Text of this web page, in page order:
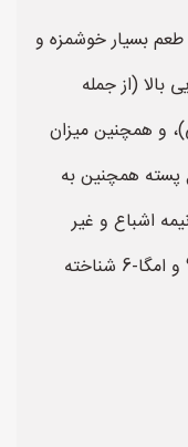
طعم بسیار خوشمزه و
بالا (از جمله
و همچنین میزان
پسته همچنین به
اشباع و غیر
اشباع، مخصوصاً اسیدهای چرب امگا-9 و امگا-6 شناخته